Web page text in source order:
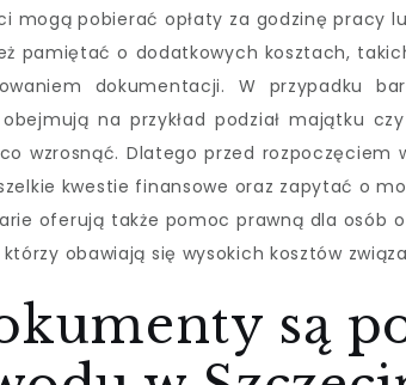
mogą pobierać opłaty za godzinę pracy
pamiętać o dodatkowych kosztach,
dokumentacji. W przypadku
na przykład podział majątku
wzrosnąć. Dlatego przed rozpoczęciem
kwestie finansowe oraz zapytać o
oferują także pomoc prawną dla osób
obawiają się wysokich kosztów
są